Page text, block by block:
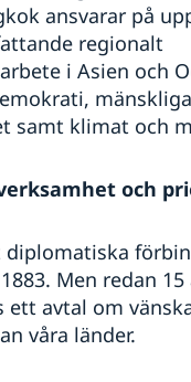
ansvarar på
regionalt
i Asien och
samt klimat och
och
diplomatiska
Men redan
ett avtal om
våra länder.